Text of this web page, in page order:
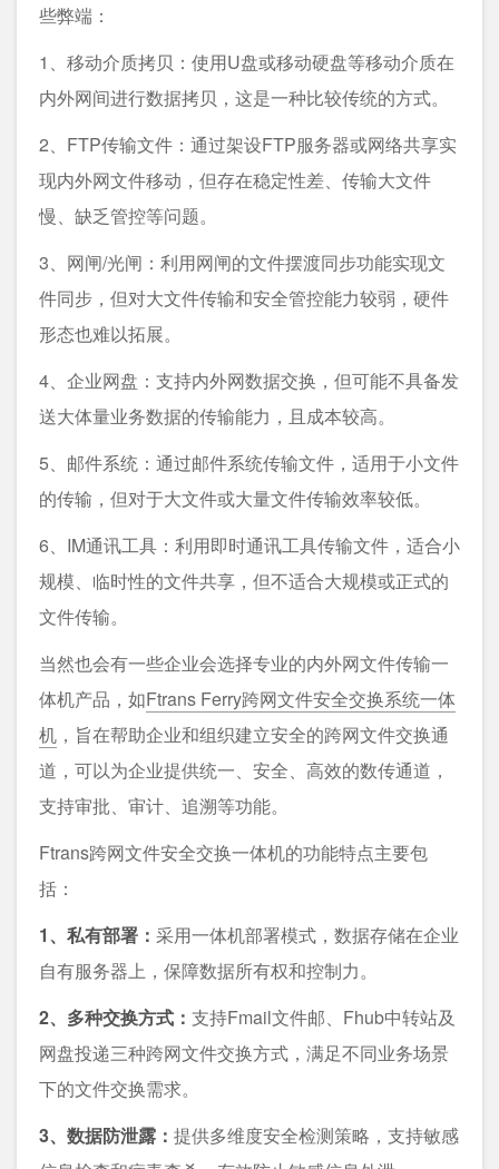
些弊端：
1、移动介质拷贝：使用U盘或移动硬盘等移动介质在
内外网间进行数据拷贝，这是一种比较传统的方式。
2、FTP传输文件：通过架设FTP服务器或网络共享实
现内外网文件移动，但存在稳定性差、传输大文件
慢、缺乏管控等问题。
3、网闸/光闸：利用网闸的文件摆渡同步功能实现文
件同步，但对大文件传输和安全管控能力较弱，硬件
形态也难以拓展。
4、企业网盘：支持内外网数据交换，但可能不具备发
送大体量业务数据的传输能力，且成本较高。
5、邮件系统：通过邮件系统传输文件，适用于小文件
的传输，但对于大文件或大量文件传输效率较低。
6、IM通讯工具：利用即时通讯工具传输文件，适合小
规模、临时性的文件共享，但不适合大规模或正式的
文件传输。
当然也会有一些企业会选择专业的内外网文件传输一
体机产品，如Ftrans Ferry跨网文件安全交换系统一体
机 ，旨在帮助企业和组织建立安全的跨网文件交换通
道，可以为企业提供统一、安全、高效的数传通道，
支持审批、审计、追溯等功能。
Ftrans跨网文件安全交换一体机的功能特点主要包
括：
1、私有部署： 采用一体机部署模式，数据存储在企业
自有服务器上，保障数据所有权和控制力。
2、多种交换方式： 支持Fmail文件邮、Fhub中转站及
网盘投递三种跨网文件交换方式，满足不同业务场景
下的文件交换需求。
3、数据防泄露： 提供多维度安全检测策略，支持敏感